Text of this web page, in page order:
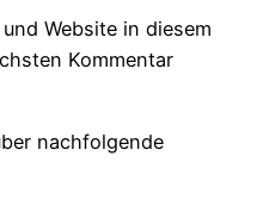
Website in diesem
Kommentar
nachfolgende